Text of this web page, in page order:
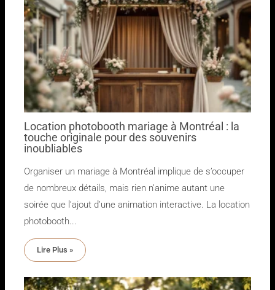
Location photobooth mariage à Montréal : la
touche originale pour des souvenirs
inoubliables
Organiser un mariage à Montréal implique de s’occuper
de nombreux détails, mais rien n’anime autant une
soirée que l’ajout d’une animation interactive. La location
photobooth...
Lire Plus »